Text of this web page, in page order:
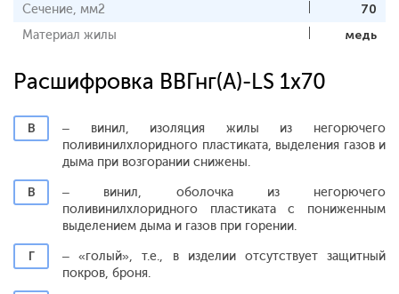
Сечение, мм2
70
Материал жилы
медь
Расшифровка ВВГнг(А)-LS 1х70
В
– винил, изоляция жилы из негорючего
поливинилхлоридного пластиката, выделения газов и
дыма при возгорании снижены.
В
– винил, оболочка из негорючего
поливинилхлоридного пластиката с пониженным
выделением дыма и газов при горении.
Г
– «голый», т.е., в изделии отсутствует защитный
покров, броня.